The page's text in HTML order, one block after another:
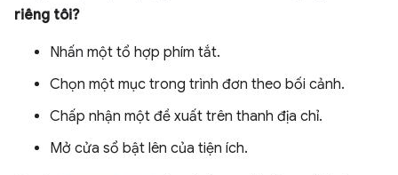
riêng tôi?
Nhấn một tổ hợp phím tắt.
Chọn một mục trong trình đơn theo bối cảnh.
Chấp nhận một đề xuất trên thanh địa chỉ.
Mở cửa sổ bật lên của tiện ích.